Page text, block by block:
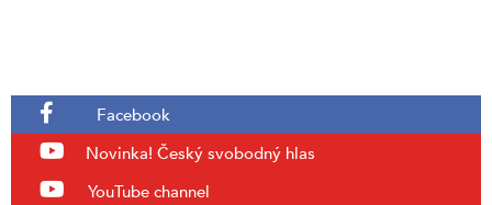
Facebook
Novinka! Český svobodný hlas
YouTube channel